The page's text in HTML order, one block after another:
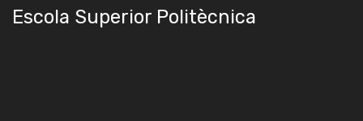
Escola Superior Politècnica